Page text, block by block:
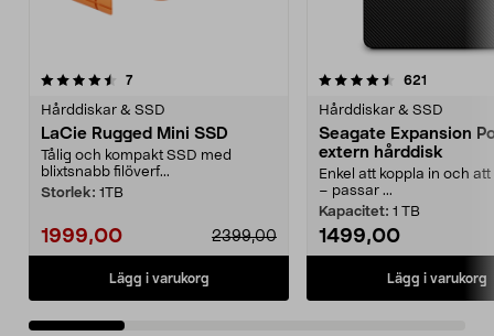
7recensioner
Hårddiskar & SSD
LaCie Rugged Mini SSD
Tålig och kompakt SSD med
blixtsnabb filöverf...
Storlek: 1TB
1999,00 2399,00
Lägg i varukorg
4.5 av 5 stjärnor 621
Hårddiskar & SSD
Seagate Expansion
extern hårddisk
Enkel att koppla in och
– passar ...
Kapacitet: 1 TB
1499,00
Lägg i varukorg
4.5 av 5 stjärnor